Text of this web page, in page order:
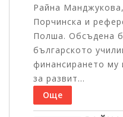
Райна
Порчинска и
Полша. Обсъдена
българското
финансирането
за развит...
Още